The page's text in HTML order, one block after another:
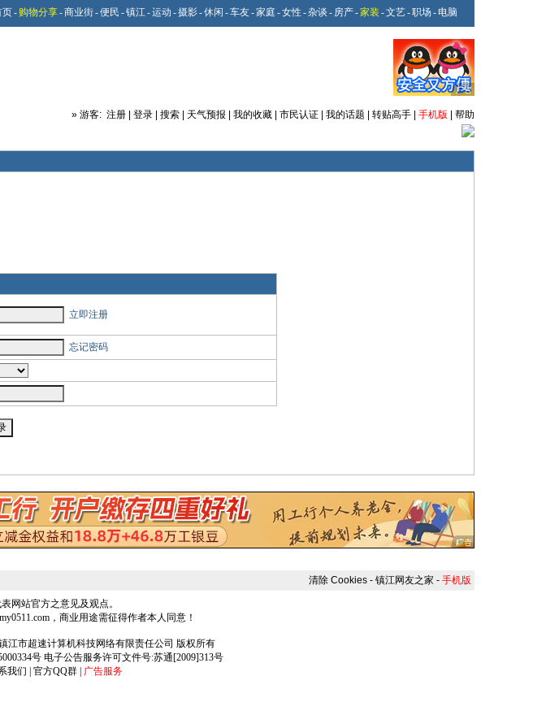
页- 购物分享-商业街-便民 -镇江-运动 -摄影-休闲 -车友-家庭 -女性 -杂谈 - 房产-家装 -文艺-职场 - 电脑
» 游客: 注册 登录 搜索 天气预报 我的收藏 市民认证 我的话题 转贴高手 手机版
帮助
立即注册
忘记密码
清除 Cookies - 镇江网友之家 - 手机版
网站官方之意见及观点。
，商业用途需征得作者本人同意！
江市超速计算机科技网络有限责任公司 版权所有
号 电子公告服务许可文件号:苏通[2009]313号
我们 官方QQ群 广告服务